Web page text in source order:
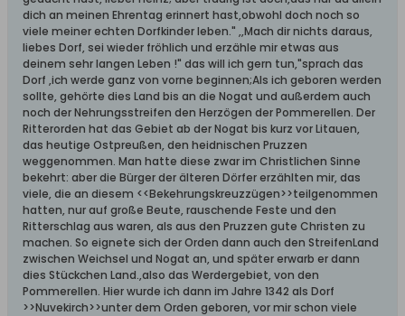
dich an meinen Ehrentag erinnert hast,obwohl doch noch so
viele meiner echten Dorfkinder leben." ,,Mach dir nichts daraus,
liebes Dorf, sei wieder fröhlich und erzähle mir etwas aus
deinem sehr langen Leben !" das will ich gern tun,"sprach das
Dorf ,ich werde ganz von vorne beginnen;Als ich geboren werden
sollte, gehörte dies Land bis an die Nogat und außerdem auch
noch der Nehrungsstreifen den Herzögen der Pommerellen. Der
Ritterorden hat das Gebiet ab der Nogat bis kurz vor Litauen,
das heutige Ostpreußen, den heidnischen Pruzzen
weggenommen. Man hatte diese zwar im Christlichen Sinne
bekehrt: aber die Bürger der älteren Dörfer erzählten mir, das
viele, die an diesem <<Bekehrungskreuzzügen>>teilgenommen
hatten, nur auf große Beute, rauschende Feste und den
Ritterschlag aus waren, als aus den Pruzzen gute Christen zu
machen. So eignete sich der Orden dann auch den StreifenLand
zwischen Weichsel und Nogat an, und später erwarb er dann
dies Stückchen Land.,also das Werdergebiet, von den
Pommerellen. Hier wurde ich dann im Jahre 1342 als Dorf
>>Nuvekirch>>unter dem Orden geboren, vor mir schon viele